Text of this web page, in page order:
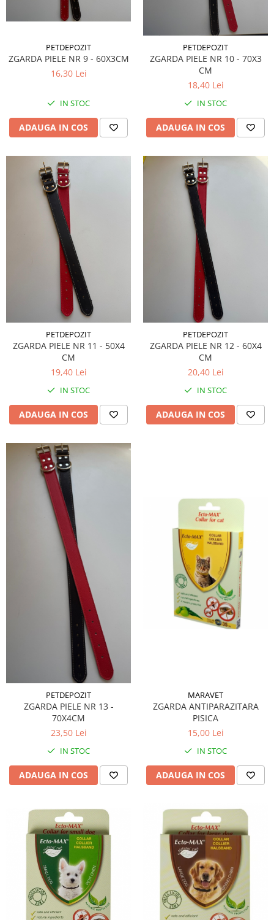
PETDEPOZIT
ZGARDA PIELE NR 9 - 60X3CM
16,30 Lei
IN STOC
ADAUGA IN COS
PETDEPOZIT
ZGARDA PIELE NR 10 - 70X3
CM
18,40 Lei
IN STOC
ADAUGA IN COS
PETDEPOZIT
ZGARDA PIELE NR 11 - 50X4
CM
19,40 Lei
IN STOC
ADAUGA IN COS
PETDEPOZIT
ZGARDA PIELE NR 12 - 60X4
CM
20,40 Lei
IN STOC
ADAUGA IN COS
PETDEPOZIT
ZGARDA PIELE NR 13 -
70X4CM
23,50 Lei
IN STOC
ADAUGA IN COS
MARAVET
ZGARDA ANTIPARAZITARA
PISICA
15,00 Lei
IN STOC
ADAUGA IN COS